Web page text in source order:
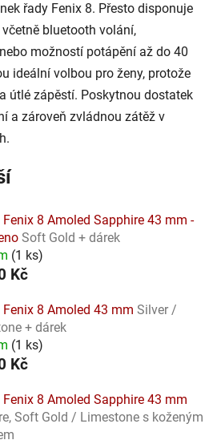
řady Fenix 8. Přesto disponuje
bluetooth volání,
možností potápění až do 40
ideální volbou pro ženy, protože
útlé zápěstí. Poskytnou dostatek
a zároveň zvládnou zátěž v
Fenix 8 Amoled Sapphire 43 mm -
Soft Gold + dárek
(1 ks)
Kč
Fenix 8 Amoled 43 mm Silver /
+ dárek
(1 ks)
Kč
Fenix 8 Amoled Sapphire 43 mm
Soft Gold / Limestone s koženým